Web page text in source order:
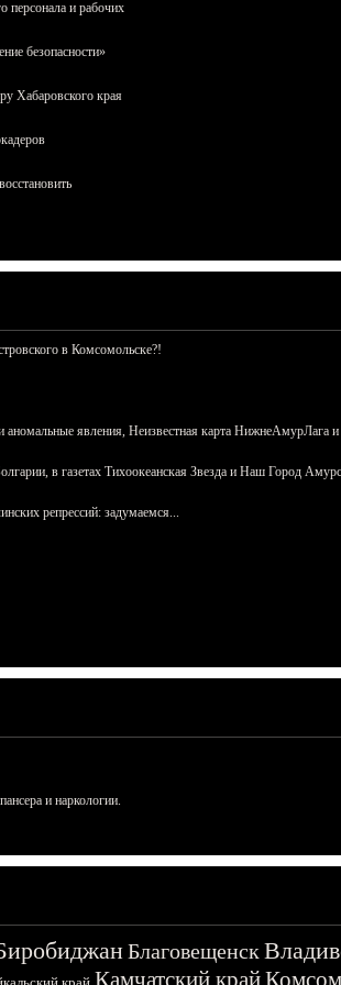
персонала и рабочих
безопасности»
Хабаровского края
в Комсомольске?!
явления, Неизвестная карта НижнеАмурЛага
в газетах Тихоокеанская Звезда и Наш Город
репрессий: задумаемся...
и наркологии.
Благовещенск
Камчатский край